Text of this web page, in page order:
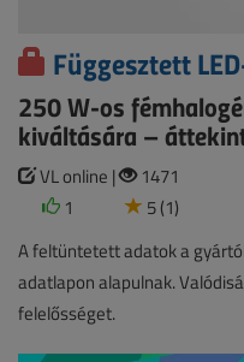
Függesztett
250 W-os
kiváltására –
VL online |
1471
1
5 (1)
A feltüntetett adatok a
adatlapon alapulnak.
felelősséget.